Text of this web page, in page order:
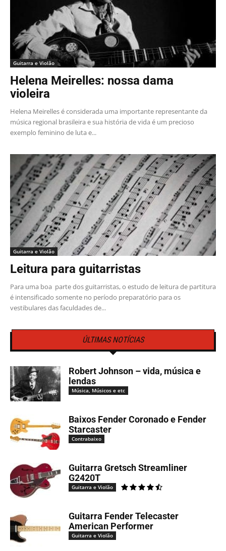
Guitarra e Violão
Helena Meirelles: nossa dama
violeira
Helena Meirelles é considerada uma importante representante da
música regional brasileira e sua história de vida é um precioso
exemplo feminino de luta e...
Guitarra e Violão
Leitura para guitarristas
Para uma boa parte dos guitarristas, o estudo de leitura de partitura
é intensificado somente no período preparatório para os
vestibulares das faculdades de...
ÚLTIMAS NOTÍCIAS
Robert Johnson – vida, música e
lendas
Música, Músicos e etc
Baixos Fender Coronado e Fender
Starcaster
Contrabaixo
Guitarra Gretsch Streamliner
G2420T
Guitarra e Violão
Guitarra Fender Telecaster
American Performer
Guitarra e Violão